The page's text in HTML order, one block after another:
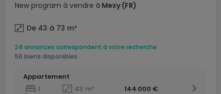
New program à vendre à Mexy (FR)
De 43 à 73 m²
24 annonces correspondent à votre recherche
56 biens disponibles
Appartement
1
43 m²
144 000 €